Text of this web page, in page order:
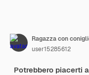
user15285612
Potrebbero piacerti